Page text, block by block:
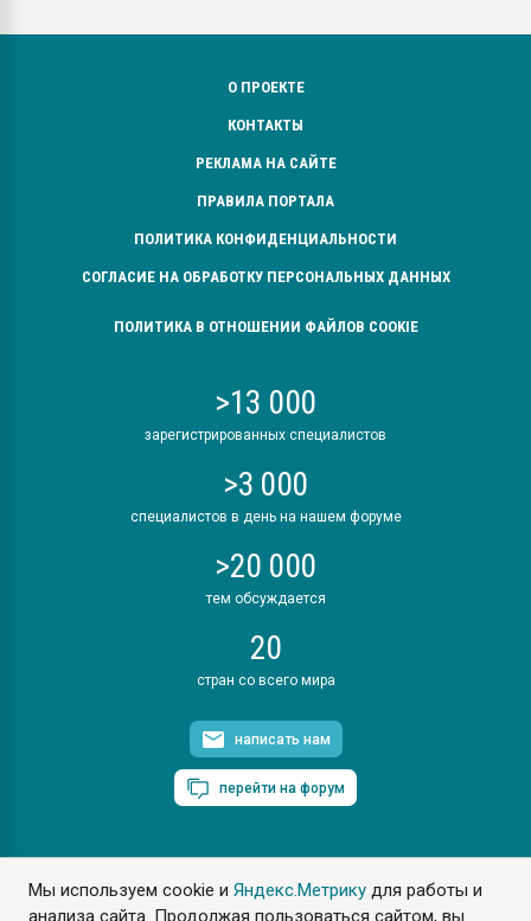
Мы используем cookie иЯндекс.Метрику для работы и
анализа сайта. Продолжая пользоваться сайтом, вы
О ПРОЕКТЕ
КОНТАКТЫ
РЕКЛАМА НА САЙТЕ
ПРАВИЛА ПОРТАЛА
ПОЛИТИКА КОНФИДЕНЦИАЛЬНОСТИ
СОГЛАСИЕ НА ОБРАБОТКУ ПЕРСОНАЛЬНЫХ ДАННЫХ
ПОЛИТИКА В ОТНОШЕНИИ ФАЙЛОВ COOKIE
>13 000
зарегистрированных специалистов
>3 000
специалистов в день на нашем форуме
>20 000
тем обсуждается
20
стран со всего мира
написать нам
перейти на форум
ПластЭксперт © 2006. Все права защищены
Разрешается копирование материалов сайта с обязательной